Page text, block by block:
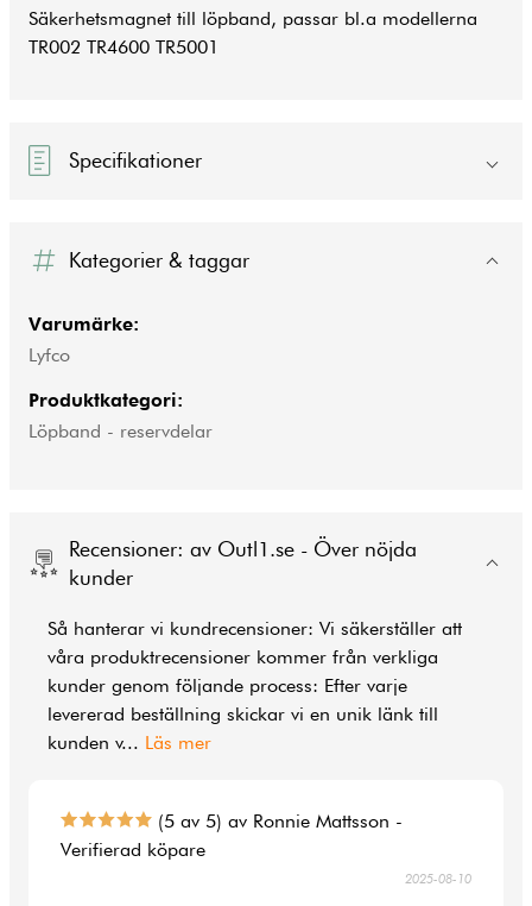
Säkerhetsmagnet till löpband, passar bl.a modellerna
TR002 TR4600 TR5001
Specifikationer
Kategorier & taggar
Varumärke:
Lyfco
Produktkategori:
Löpband - reservdelar
Recensioner: av Outl1.se - Över nöjda
kunder
Så hanterar vi kundrecensioner: Vi säkerställer att
våra produktrecensioner kommer från verkliga
kunder genom följande process: Efter varje
levererad beställning skickar vi en unik länk till
kunden v... Läs mer
(5 av 5) av Ronnie Mattsson -
Verifierad köpare
2025-08-10